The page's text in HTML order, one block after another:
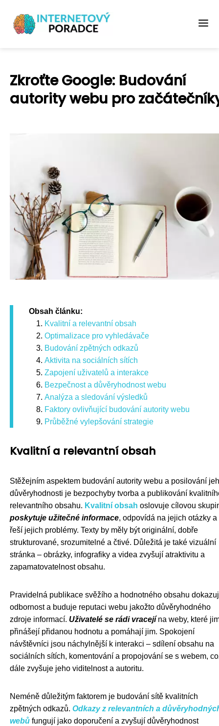
Zkroťte Google: Budování
autority webu pro
Obsah článku:
Kvalitní a relevantní obsah
Optimalizace pro vyhledávače
Budování zpětných odkazů
Aktivita na sociálních sítích
Zapojení uživatelů a interakce
Bezpečnost a důvěryhodnost webu
Analýza a sledování výsledků
Faktory ovlivňující budování autority webu
Průběžné vylepšování strategie
Kvalitní a relevantní obsah
Stěžejním aspektem budování autority webu a posilování
důvěryhodnosti je bezpochyby tvorba a publikování
relevantního obsahu. Kvalitní obsah oslovuje cílovou
poskytuje užitečné informace, odpovídá na jejich otázky a
řeší jejich problémy. Texty by měly být originální, dobře
strukturované, srozumitelné a čtivé. Důležitá je také vizuální
stránka – obrázky, infografiky a videa zvyšují atraktivitu a
zapamatovatelnost obsahu.
Pravidelná publikace svěžího a hodnotného obsahu
odbornost a buduje reputaci webu jakožto důvěryhodného
zdroje informací. Uživatelé se rádi vracejína weby, které
přinášejí přidanou hodnotu a pomáhají jim. Spokojení
návštěvníci jsou náchylnější k interakci – sdílení obsahu na
sociálních sítích, komentování a propojování se s webem,
dále zvyšuje jeho viditelnost a autoritu.
Neméně důležitým faktorem je budování sítě kvalitních
zpětných odkazů. Odkazy z relevantních a
webů fungují jako doporučení a zvyšují důvěryhodnost